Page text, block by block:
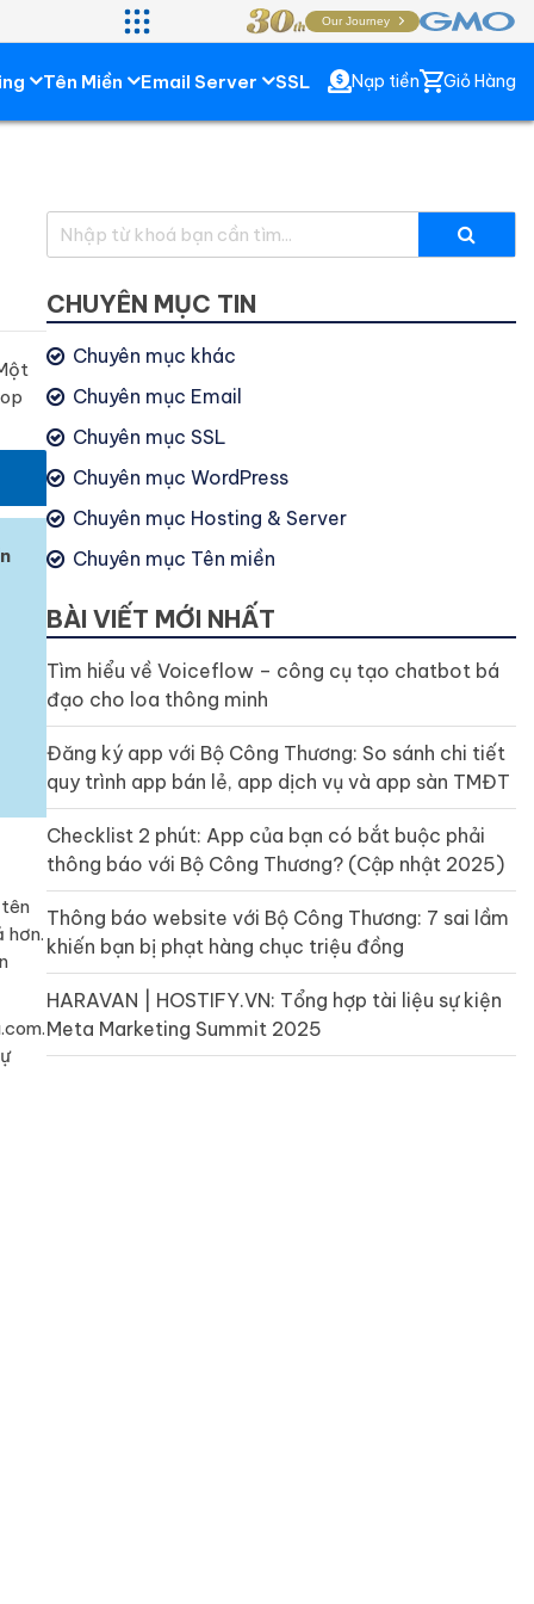
Tên Miền Email Server SSL Nạp tiền Giỏ Hàng
tên
hơn.
CHUYÊN MỤC TIN
Chuyên mục khác
Chuyên mục Email
Chuyên mục SSL
Chuyên mục WordPress
Chuyên mục Hosting & Server
Chuyên mục Tên miền
BÀI VIẾT MỚI NHẤT
Tìm hiểu về Voiceflow – công cụ tạo chatbot bá
đạo cho loa thông minh
Đăng ký app với Bộ Công Thương: So sánh chi tiết
quy trình app bán lẻ, app dịch vụ và app sàn TMĐT
Checklist 2 phút: App của bạn có bắt buộc phải
thông báo với Bộ Công Thương? (Cập nhật 2025)
Thông báo website với Bộ Công Thương: 7 sai lầm
khiến bạn bị phạt hàng chục triệu đồng
HARAVAN | HOSTIFY.VN: Tổng hợp tài liệu sự kiện
Meta Marketing Summit 2025
Our Journey